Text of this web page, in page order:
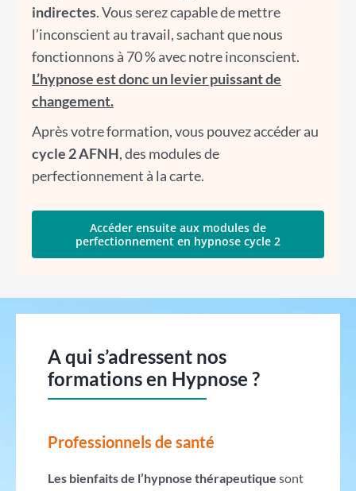
indirectes. Vous serez capable de mettre
l’inconscient au travail, sachant que nous
fonctionnons à 70 % avec notre inconscient.
L’hypnose est donc un levier puissant de
changement.
Après votre formation, vous pouvez accéder au
cycle 2 AFNH, des modules de
perfectionnement à la carte.
Accéder ensuite aux modules de
perfectionnement en hypnose cycle 2
A qui s’adressent nos
formations en Hypnose ?
Professionnels de santé
Les bienfaits de l’hypnose thérapeutique sont